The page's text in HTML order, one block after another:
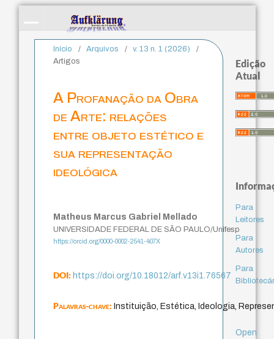
Início / Arquivos / v. 13 n. 1 (2026)
/
Artigos
A Profanação da Obra
de Arte: relações
entre objeto estético e
sua representação
ideológica
Matheus Marcus Gabriel Mellado
UNIVERSIDADE FEDERAL DE SÃO PAULO/Unifesp
https://orcid.org/0000-0002-2541-407X
DOI:https://doi.org/10.18012/arf.v13i1.76567
Palavras-chave:Instituição, Estética, Ideologia,
Edição
Atual
Para
Leitores
Para
Autores
Para
Open